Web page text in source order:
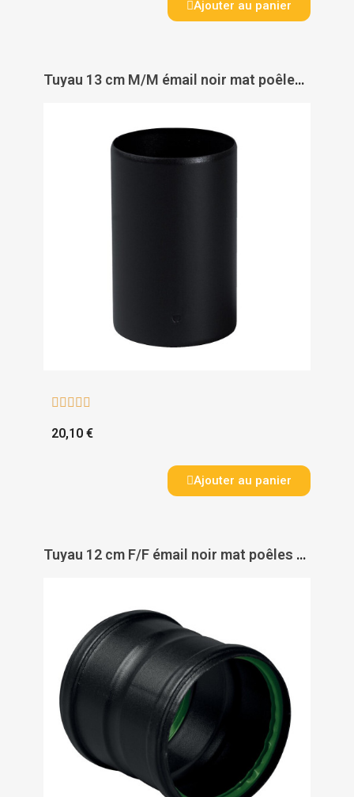
Ajouter au panier
Tuyau 13 cm M/M émail noir mat poêles à Pellets - TEN
    
20,10 €
Ajouter au panier
Tuyau 12 cm F/F émail noir mat poêles à Pellets + 2 joints viton - TEN